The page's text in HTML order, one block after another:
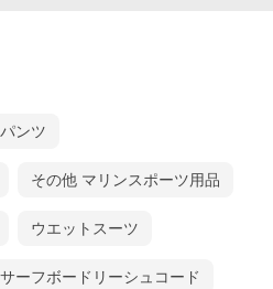
ンツ
その他 マリンスポーツ用品
ウエットスーツ
サーフボードリーシュコード